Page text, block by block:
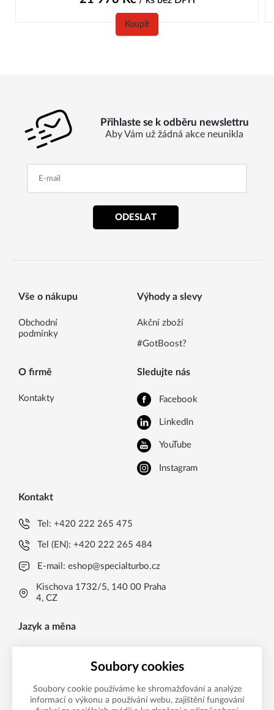
Koupit
Přihlaste se k odběru newslettru
Aby Vám už žádná akce neunikla
ODESLAT
Vše o nákupu
Obchodní
podmínky
Výhody a slevy
Akční zboží
#GotBoost?
O firmě
Kontakty
Sledujte nás
Facebook
LinkedIn
YouTube
Instagram
Kontakt
Tel:+420 222 265 475
Tel (EN):+420 222 265 484
E-mail:eshop@specialturbo.cz
Kischova 1732/5, 140 00 Praha
4, CZ
Jazyk a měna
EN
Česká koruna CZK (Kč)
Česká koruna CZK (Kč)
Soubory cookies
Soubory cookie používáme ke shromažďování a analýze
informací o výkonu a používání webu, zajištění fungování